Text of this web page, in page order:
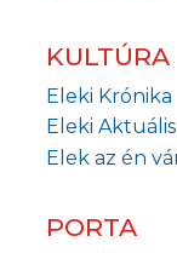
KULTÚRA
Eleki Krónika
Eleki Aktuális
Elek az én
PORTA